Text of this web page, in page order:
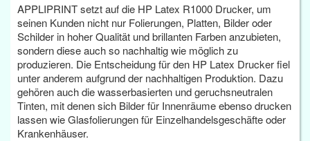
APPLIPRINT setzt auf die HP Latex R1000 Drucker, um
seinen Kunden nicht nur Folierungen, Platten, Bilder oder
Schilder in hoher Qualität und brillanten Farben anzubieten,
sondern diese auch so nachhaltig wie möglich zu
produzieren. Die Entscheidung für den HP Latex Drucker fiel
unter anderem aufgrund der nachhaltigen Produktion. Dazu
gehören auch die wasserbasierten und geruchsneutralen
Tinten, mit denen sich Bilder für Innenräume ebenso drucken
lassen wie Glasfolierungen für Einzelhandelsgeschäfte oder
Krankenhäuser.